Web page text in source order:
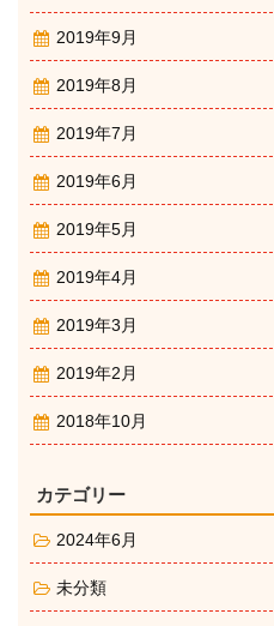
2019年9月
2019年8月
2019年7月
2019年6月
2019年5月
2019年4月
2019年3月
2019年2月
2018年10月
カテゴリー
2024年6月
未分類